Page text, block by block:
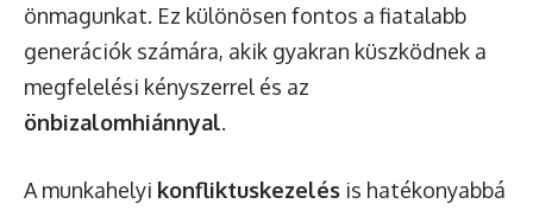
önmagunkat. Ez különösen fontos a fiatalabb
generációk számára, akik gyakran küszködnek a
megfelelési kényszerrel és az
önbizalomhiánnyal.
A munkahelyi konfliktuskezelés is hatékonyabbá